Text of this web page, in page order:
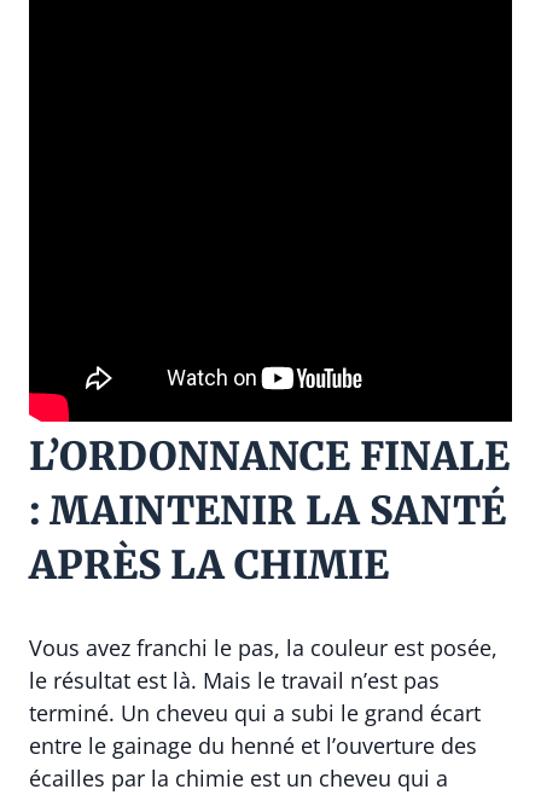
L’ORDONNANCE FINALE
: MAINTENIR LA SANTÉ
APRÈS LA CHIMIE
Vous avez franchi le pas, la couleur est posée,
le résultat est là. Mais le travail n’est pas
terminé. Un cheveu qui a subi le grand écart
entre le gainage du henné et l’ouverture des
écailles par la chimie est un cheveu qui a